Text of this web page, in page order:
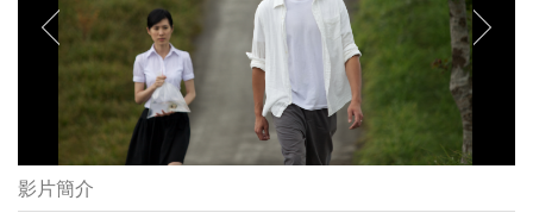
河豚劇照
影片簡介